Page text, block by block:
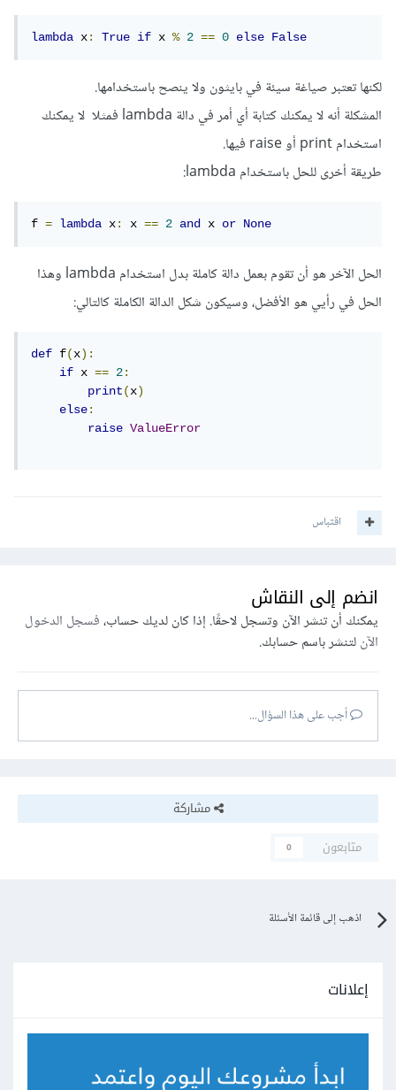
lambda x: True if x % 2 == 0 else False
لكنها تعتبر صياغة سيئة في بايثون ولا ينصح باستخدامها.
المشكلة أنه لا يمكنك كتابة أي أمر في دالة lambda فمثلا لا يمكنك
استخدام print أو raise فيها.
طريقة أخرى للحل باستخدام lambda:
f = lambda x: x == 2 and x or None
الحل الآخر هو أن تقوم بعمل دالة كاملة بدل استخدام lambda وهذا
الحل في رأيي هو الأفضل، وسيكون شكل الدالة الكاملة كالتالي:
def f(x):
if x == 2:
print(x)
else:
raise
ValueError
اقتباس
انضم إلى النقاش
يمكنك أن تنشر الآن وتسجل لاحقًا. إذا كان لديك حساب،فسجل الدخول
الآنلتنشر باسم حسابك.
أجب على هذا السؤال...
مشاركة
متابعون
0
اذهب إلى قائمة الأسئلة
إعلانات